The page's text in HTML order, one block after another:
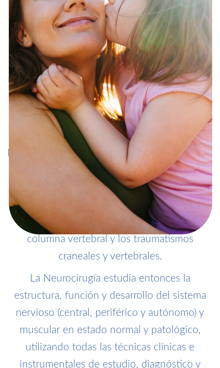
La Neurología es la especialidad médica que
permite diagnosticar enfermedades
relacionadas con el sistema nervioso central y
el sistema nervioso periférico y entregar los
diversos tratamientos desarrollados en la
actualidad.
La Neurocirugía es la especialidad dedicada al
estudio y tratamiento de las malformaciones
vasculares, los tumores y las malformaciones
congénitas del cerebro y la médula. Además
incluye la patología degenerativa de la
columna vertebral y los traumatismos
craneales y vertebrales.
La Neurocirugía estudia entonces la
estructura, función y desarrollo del sistema
nervioso (central, periférico y autónomo) y
muscular en estado normal y patológico,
utilizando todas las técnicas clínicas e
instrumentales de estudio, diagnóstico y